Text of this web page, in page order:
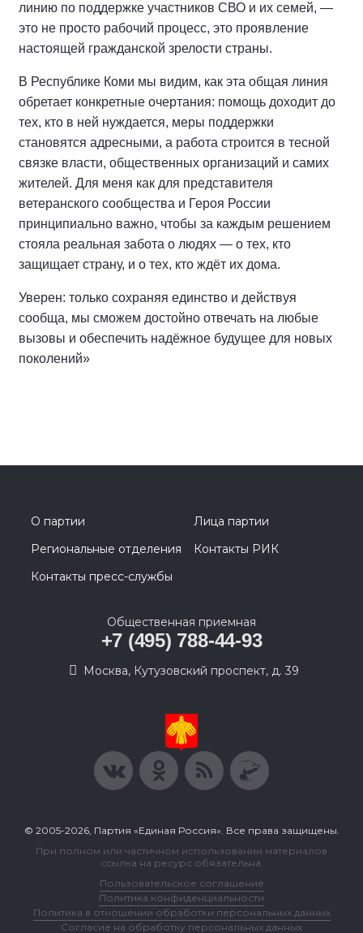
линию по поддержке участников СВО и их семей, —
это не просто рабочий процесс, это проявление
настоящей гражданской зрелости страны.
В Республике Коми мы видим, как эта общая линия
обретает конкретные очертания: помощь доходит до
тех, кто в ней нуждается, меры поддержки
становятся адресными, а работа строится в тесной
связке власти, общественных организаций и самих
жителей. Для меня как для представителя
ветеранского сообщества и Героя России
принципиально важно, чтобы за каждым решением
стояла реальная забота о людях — о тех, кто
защищает страну, и о тех, кто ждёт их дома.
Уверен: только сохраняя единство и действуя
сообща, мы сможем достойно отвечать на любые
вызовы и обеспечить надёжное будущее для новых
поколений»
О партии
Лица партии
Региональные отделения
Контакты РИК
Контакты пресс-службы
Общественная приемная
+7 (495) 788-44-93
Москва, Кутузовский проспект, д. 39
© 2005-2026, Партия «Единая Россия». Все права защищены.
При полном или частичном использовании материалов
ссылка на ресурс обязательна.
Пользовательское соглашение
Политика конфиденциальности
Политика в отношении обработки персональных данных
Согласие на обработку персональных данных